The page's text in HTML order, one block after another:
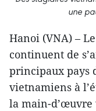
une
Hanoi (VNA) –
continuent de
principaux pays
vietnamiens à
la main-d’œuvre